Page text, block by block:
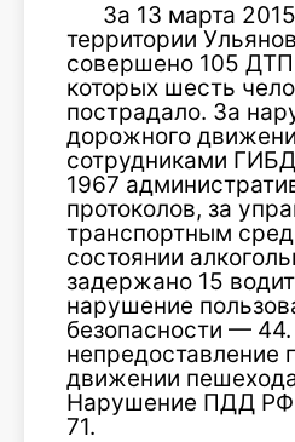
За 13 марта
территории
совершено 105
которых шесть
пострадало. За
дорожного
сотрудниками
1967
протоколов, за
транспортным
состоянии
задержано 15
нарушение
безопасности —
непредоставление
движении
Нарушение ПДД
71.